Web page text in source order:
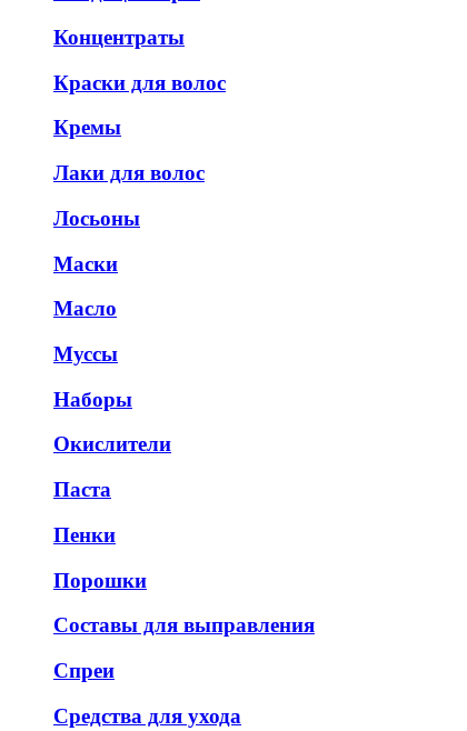
Концентраты
Краски для волос
Кремы
Лаки для волос
Лосьоны
Маски
Масло
Муссы
Наборы
Окислители
Паста
Пенки
Порошки
Составы для выправления
Спреи
Средства для ухода